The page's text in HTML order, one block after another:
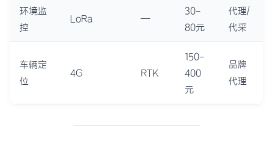
环境监
控
LoRa —
30-
80元
代理/
代采
车辆定
位
4G RTK
150-
400
元
品牌
代理